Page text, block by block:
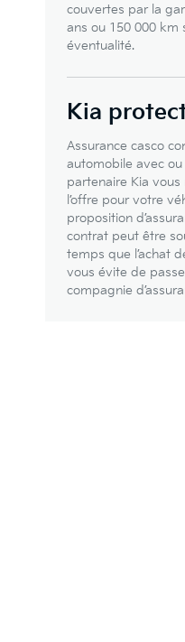
couvertes par la
ans ou 150 000 km
éventualité.
Kia
Assurance casco
automobile avec
partenaire Kia
l’offre pour votre
proposition
contrat peut être
temps que l’achat
vous évite de
compagnie